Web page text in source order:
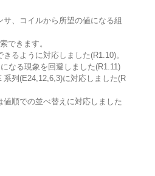
サ、コイルから所望の値になる組
できます。
るように対応しました(R1.10)。
なる現象を回避しました(R1.11)
系列(E24,12,6,3)に対応しました(R
値順での並べ替えに対応しました